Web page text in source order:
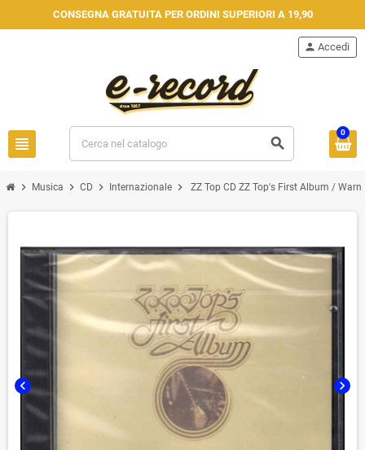
CONSEGNA GRATUITA PER ORDINI SUPERIORI A 19,90
view_headline search
person Accedi
0
chevron_right Musica chevron_right CD chevron_right Internazionale chevron_right ZZ Top CD ZZ Top's First Album /
chevron_left chevron_right